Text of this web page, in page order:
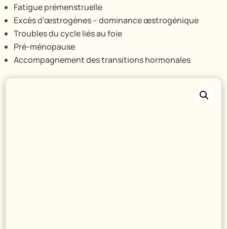
Fatigue prémenstruelle
Excès d’œstrogènes – dominance œstrogénique
Troubles du cycle liés au foie
Pré-ménopause
Accompagnement des transitions hormonales